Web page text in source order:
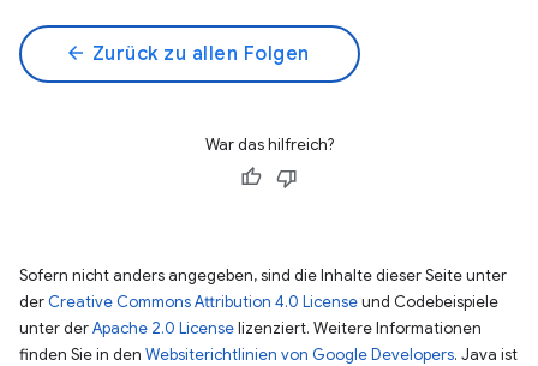
arrow_back Zurück zu allen Folgen
War das hilfreich?
Sofern nicht anders angegeben, sind die Inhalte dieser Seite unter
der Creative Commons Attribution 4.0 Licenseund Codebeispiele
unter derApache 2.0 Licenselizenziert. Weitere Informationen
finden Sie in den Websiterichtlinien von Google Developers. Java ist